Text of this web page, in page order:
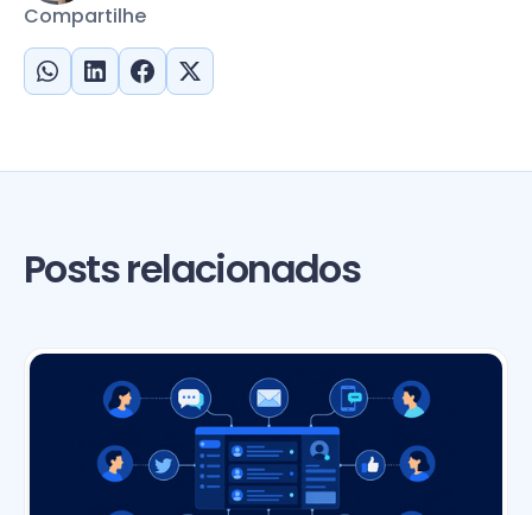
Compartilhe
Posts relacionados